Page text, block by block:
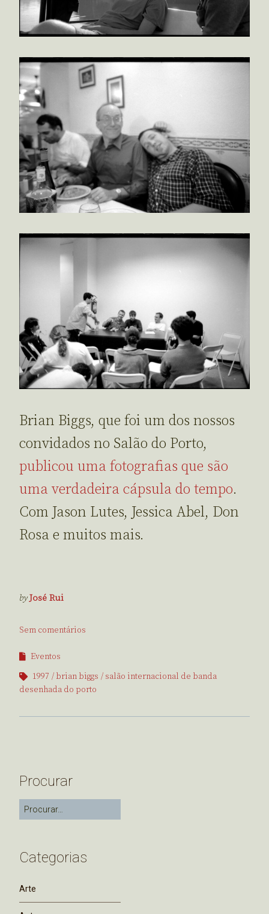
Brian Biggs, que foi um dos nossos
convidados no Salão do Porto,
publicou uma fotografias que são
uma verdadeira cápsula do tempo.
Com Jason Lutes, Jessica Abel, Don
Rosa e muitos mais.
byJosé Rui
Sem comentários
Eventos
1997
brian biggs
salão internacional de banda
desenhada do porto
Procurar
Categorias
Arte